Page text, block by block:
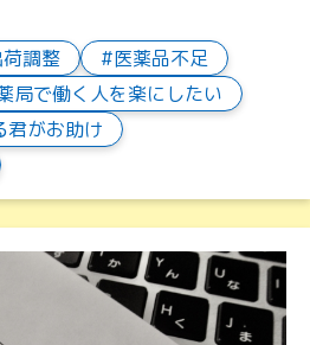
調整
医薬品不足
局で働く人を楽にしたい
君がお助け